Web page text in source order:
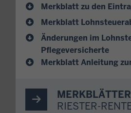
Merkblatt zu den
Merkblatt
Änderungen im
Pflegeversicherte
Merkblatt Anleitung
MERKBLÄTTER
RIESTER-